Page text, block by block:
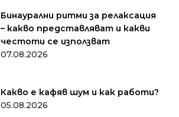
Бинаурални ритми за релаксация
– какво представляват и какви
честоти се използват
07.08.2026
Какво е кафяв шум и как работи?
05.08.2026